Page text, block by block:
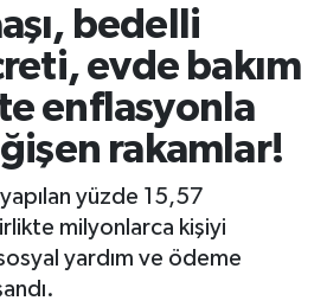
bedelli
evde bakım
enflasyonla
rakamlar!
yüzde 15,57
milyonlarca kişiyi
yardım ve ödeme
Yoğunluk Haritası
ve Fikstür